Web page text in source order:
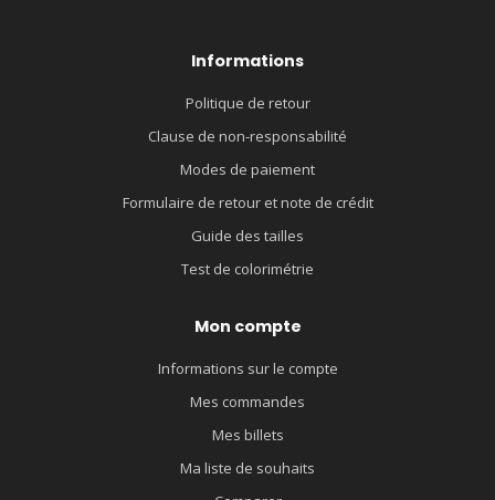
Informations
Politique de retour
Clause de non-responsabilité
Modes de paiement
Formulaire de retour et note de crédit
Guide des tailles
Test de colorimétrie
Mon compte
Informations sur le compte
Mes commandes
Mes billets
Ma liste de souhaits